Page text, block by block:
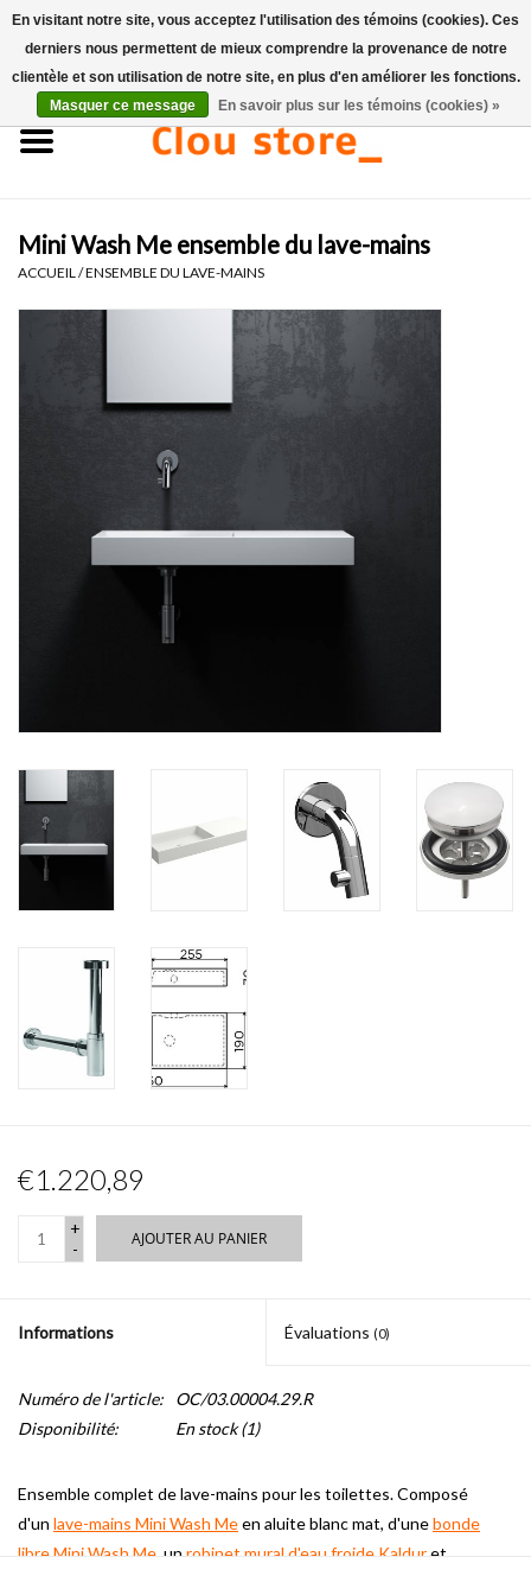
Accueil
Ensembles de lave-mains
Lave-mains
Robinets & vidanges
Accessoires de salle de bain
Marques
Mini Wash Me ensemble du lave-mains
ACCUEIL /ENSEMBLE DU LAVE-MAINS
€1.220,89
+
-
AJOUTER AU PANIER
Informations Évaluations (0)
Numéro de l'article:
OC/03.00004.29.R
Disponibilité:
En stock(1)
Ensemble complet de lave-mains pour les toilettes.Composé
d'un lave-mains Mini Wash Meen aluite blanc mat, d'unebonde
libre Mini Wash Me , un robinet mural d'eau froide Kalduret
En visitant notre site, vous acceptez l'utilisation des témoins (cookies). Ces
derniers nous permettent de mieux comprendre la provenance de notre
clientèle et son utilisation de notre site, en plus d'en améliorer les fonctions.
Masquer ce message
En savoir plus sur les témoins (cookies) »